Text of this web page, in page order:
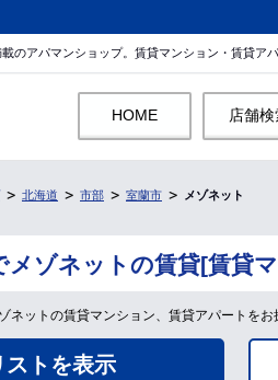
のアパマンショップ。賃貸マンション・賃貸ア
HOME 店舗
北海道 市部 室蘭市 メゾネット
メゾネットの賃貸[賃貸
ネットの賃貸マンション、賃貸アパートを
ストを表示